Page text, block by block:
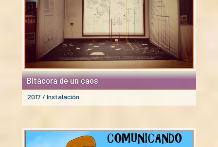
Bitácora de un caos
2017 / Instalación